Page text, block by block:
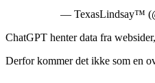
— TexasLindsay™
ChatGPT henter data fra
Derfor kommer det ikke som en